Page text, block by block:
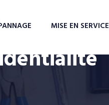
MISE EN SERVICE